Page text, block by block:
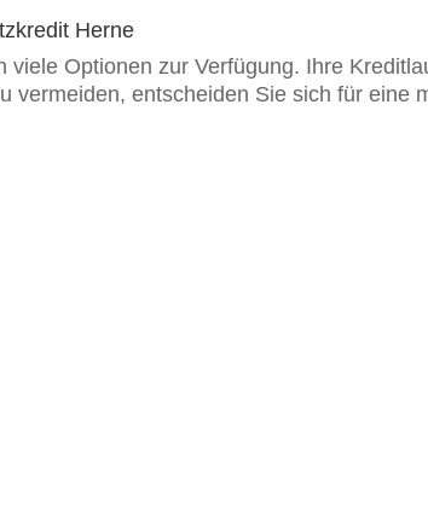
Herne
viele Optionen zur Verfügung. Ihre
vermeiden, entscheiden Sie sich für eine